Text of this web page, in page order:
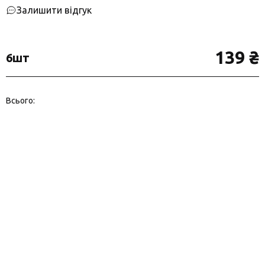
Залишити відгук
6шт 139 ₴
Всього: